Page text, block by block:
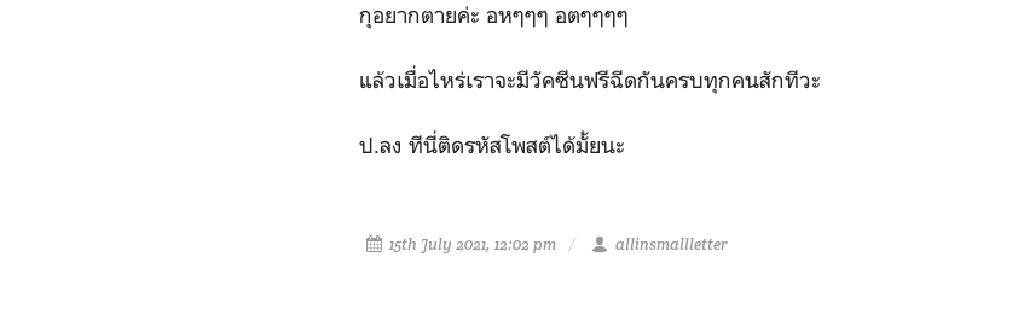
กุอยากตายค่ะ อหๆๆๆ อตๆๆๆๆ
แล้วเมื่อไหร่เราจะมีวัคซีนฟรีฉีดกันครบทุกคนสักทีวะ
ป.ลง ทีนี่ติดรหัสโพสต์ได้มั้ยนะ
15th July 2021, 12:02 pm allinsmallletter